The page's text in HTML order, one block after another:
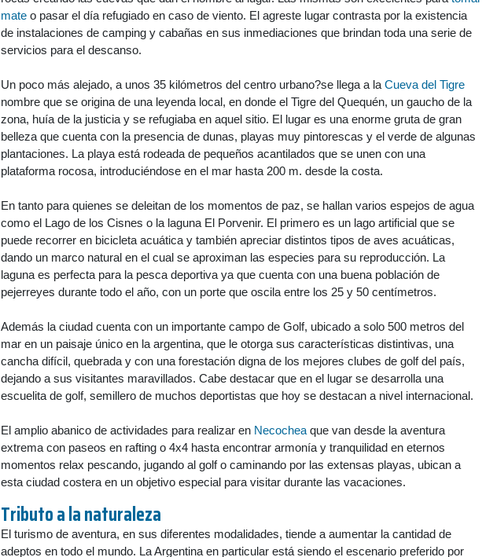
mate o pasar el día refugiado en caso de viento. El agreste lugar contrasta por la existencia
de instalaciones de camping y cabañas en sus inmediaciones que brindan toda una serie de
servicios para el descanso.
Un poco más alejado, a unos 35 kilómetros del centro urbano?se llega a la Cueva del Tigre
nombre que se origina de una leyenda local, en donde el Tigre del Quequén, un gaucho de la
zona, huía de la justicia y se refugiaba en aquel sitio. El lugar es una enorme gruta de gran
belleza que cuenta con la presencia de dunas, playas muy pintorescas y el verde de algunas
plantaciones. La playa está rodeada de pequeños acantilados que se unen con una
plataforma rocosa, introduciéndose en el mar hasta 200 m. desde la costa.
En tanto para quienes se deleitan de los momentos de paz, se hallan varios espejos de agua
como el Lago de los Cisnes o la laguna El Porvenir. El primero es un lago artificial que se
puede recorrer en bicicleta acuática y también apreciar distintos tipos de aves acuáticas,
dando un marco natural en el cual se aproximan las especies para su reproducción. La
laguna es perfecta para la pesca deportiva ya que cuenta con una buena población de
pejerreyes durante todo el año, con un porte que oscila entre los 25 y 50 centímetros.
Además la ciudad cuenta con un importante campo de Golf, ubicado a solo 500 metros del
mar en un paisaje único en la argentina, que le otorga sus características distintivas, una
cancha difícil, quebrada y con una forestación digna de los mejores clubes de golf del país,
dejando a sus visitantes maravillados. Cabe destacar que en el lugar se desarrolla una
escuelita de golf, semillero de muchos deportistas que hoy se destacan a nivel internacional.
El amplio abanico de actividades para realizar en Necochea que van desde la aventura
extrema con paseos en rafting o 4x4 hasta encontrar armonía y tranquilidad en eternos
momentos relax pescando, jugando al golf o caminando por las extensas playas, ubican a
esta ciudad costera en un objetivo especial para visitar durante las vacaciones.
Tributo a la naturaleza
El turismo de aventura, en sus diferentes modalidades, tiende a aumentar la cantidad de
adeptos en todo el mundo. La Argentina en particular está siendo el escenario preferido por